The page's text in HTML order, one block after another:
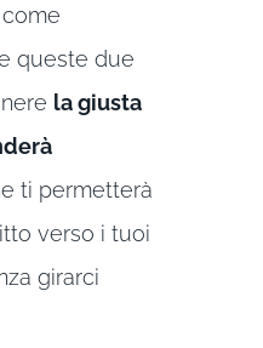
queste due
la giusta
ti permetterà
verso i tuoi
girarci